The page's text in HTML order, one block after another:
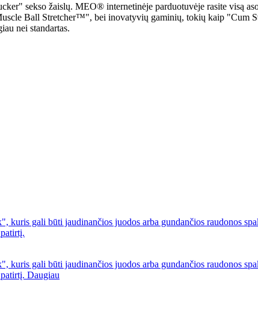
sekso žaislų. MEO® internetinėje parduotuvėje rasite visą
Ball Stretcher™", bei inovatyvių gaminių, tokių kaip "Cum
nei standartas.
gali būti jaudinančios juodos arba gundančios raudonos
gali būti jaudinančios juodos arba gundančios raudonos
Daugiau